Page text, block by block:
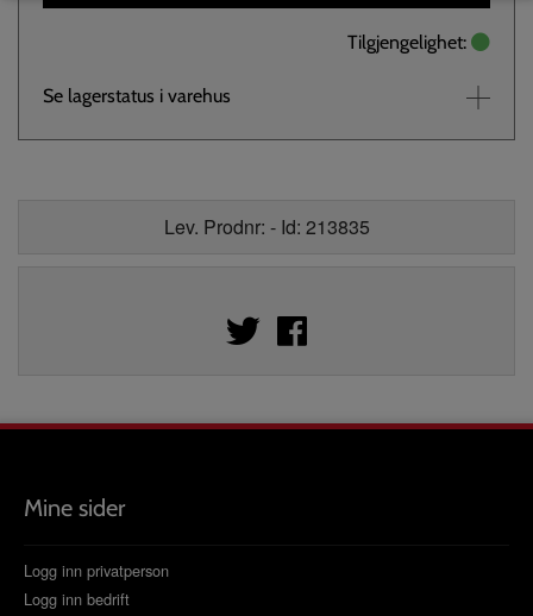
Tilgjengelighet:
Se lagerstatus i varehus
Lev. Prodnr: - Id: 213835
Mine sider
Logg inn privatperson
Logg inn bedrift